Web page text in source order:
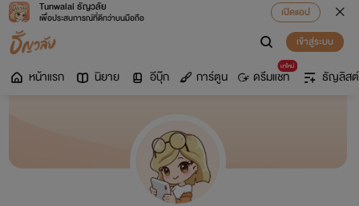
Tunwalai ธัญวลัย
เพื่อประสบการณ์ที่ดีกว่าบนมือถือ
เปิดแอป
เข้าสู่ระบบ
หน้าแรก นิยาย อีบุ๊ก การ์ตูน
มาใหม่
ดรีมแชท ธัญลิสต์